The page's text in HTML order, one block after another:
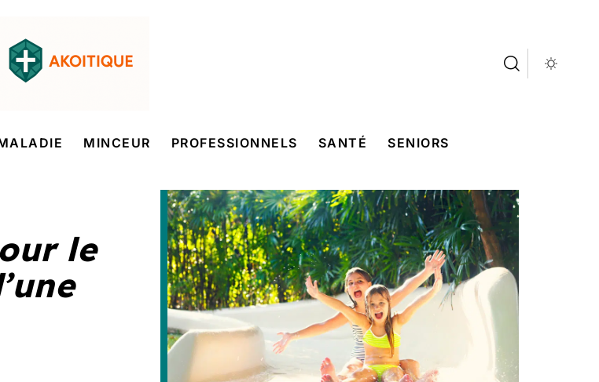
MINCEUR PROFESSIONNELS SANTÉ SENIORS
le